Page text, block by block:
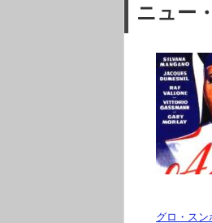
ニュー
グロ・スン